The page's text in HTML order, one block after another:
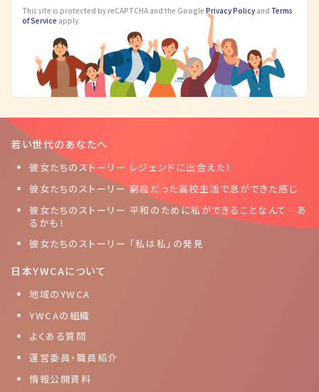
This site is protected by reCAPTCHA and the Google Privacy Policyand Terms
of Service apply.
若い世代のあなたへ
彼女たちのストーリー レジェンドに出会えた！
彼女たちのストーリー 窮屈だった高校生活で息ができた感じ
彼女たちのストーリー 平和のために私ができることなんて…あ
るかも！
彼女たちのストーリー 「私は私」の発見
日本YWCAについて
地域のYWCA
YWCAの組織
よくある質問
運営委員・職員紹介
情報公開資料